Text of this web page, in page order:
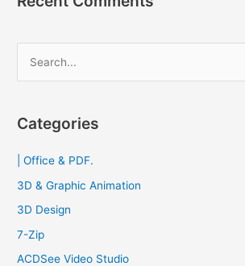
แก้ไข
PDF
2023
r
f
o
Categories
| Office & PDF.
3D & Graphic Animation
3D Design
7-Zip
ACDSee Video Studio